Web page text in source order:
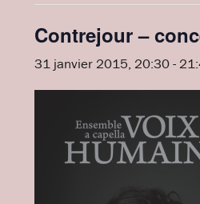
Contrejour –
31 janvier 2015, 20:30-